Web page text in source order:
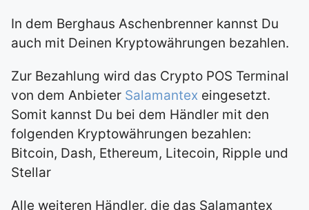
In dem Berghaus Aschenbrenner kannst Du
auch mit Deinen Kryptowährungen bezahlen.
Zur Bezahlung wird das Crypto POS Terminal
von dem Anbieter Salamantex eingesetzt.
Somit kannst Du bei dem Händler mit den
folgenden Kryptowährungen bezahlen:
Bitcoin, Dash, Ethereum, Litecoin, Ripple und
Stellar
Alle weiteren Händler, die das Salamantex